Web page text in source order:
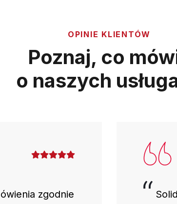
OPINIE KLIENTÓW
Poznaj, co
o naszych
zgodnie